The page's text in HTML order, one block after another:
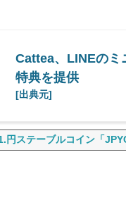
Cattea、LINEのミ
特典を提供
[出典元]
円ステーブルコイン「